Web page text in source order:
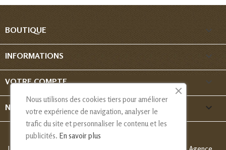
BOUTIQUE 
INFORMATIONS 
VOTRE COMPTE 
NOUS CONTACTER keyboard_arrow_down
Nous utilisons des cookies tiers pour améliorer
votre expérience de navigation, analyser le
trafic du site et personnaliser le contenu et les
publicités. En savoir plus